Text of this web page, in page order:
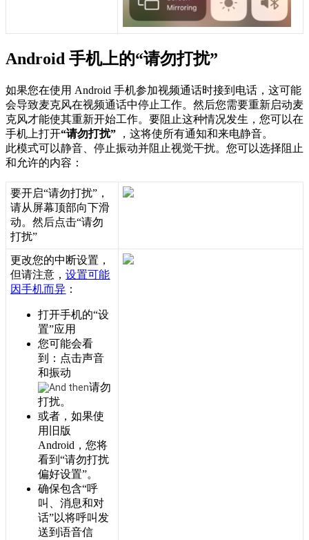
Android 手机上的“请勿打扰”
如果您在使用 Android 手机参加视频通话时接到 电话 ， 这可能
会导致麦克风在视频通话中停止工作。 然后您需要重新启动麦
克风才能使其重新开始工作。 要阻 止这种情况发生 ， 您可以在
手机 上打开“请勿打扰” ， 这将使所有通知和来电静音。
此模式可以静音 停止振动并阻 止视觉干扰。 您可以选择阻 止
和允许的内容 ：
要开启“请勿打扰” ，
请从 屏幕顶部向下滑
动。然后点击“请勿
打扰”
更改您的中 断设置 ，
但请注意 ，设置可能
因手机而异 ：
打开手机的“设
置”应用
您可能会看
到
： 点击声音
和振动
请勿
打扰。
或者 ，如果使
用 旧 版
Android ，您将
看到“请勿打扰
偏好设置”。
确保包含“呼
叫
、消息和对
话”以将呼叫 发
送到语音信